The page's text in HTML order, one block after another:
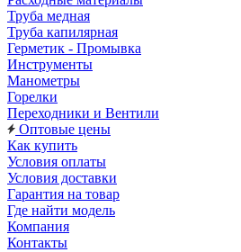
Труба медная
Труба капилярная
Герметик - Промывка
Инструменты
Манометры
Горелки
Переходники и Вентили
Оптовые цены
Как купить
Условия оплаты
Условия доставки
Гарантия на товар
Где найти модель
Компания
Контакты